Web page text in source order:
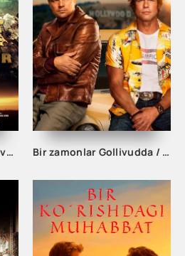
Bir paytlar Tibetda / Bir vaqtlar Tibetda Premyera Xitoy filmi Uzbek tilida 2010 tarjima kino HD skachat Bir zamonlar Gollivudda / Bir vaqtlar Gollivudda Uzbek tilida O'zbekcha tarjima kino 2019 HD skachat